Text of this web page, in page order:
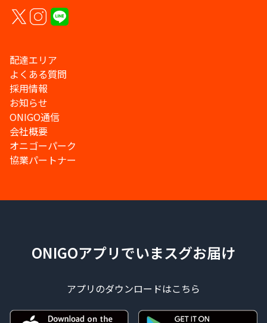
配達エリア
よくある質問
採用情報
お知らせ
ONIGO通信
会社概要
オニゴーパーク
協業パートナー
ONIGOアプリでいまスグお届け
アプリのダウンロードはこちら